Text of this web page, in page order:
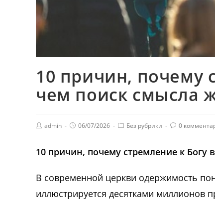
10 причин, почему
чем поиск смысла
admin 06/07/2026 Без рубрики 0
10 причин, почему стремление к
В современной церкви одержимость
иллюстрируется десятками миллионов